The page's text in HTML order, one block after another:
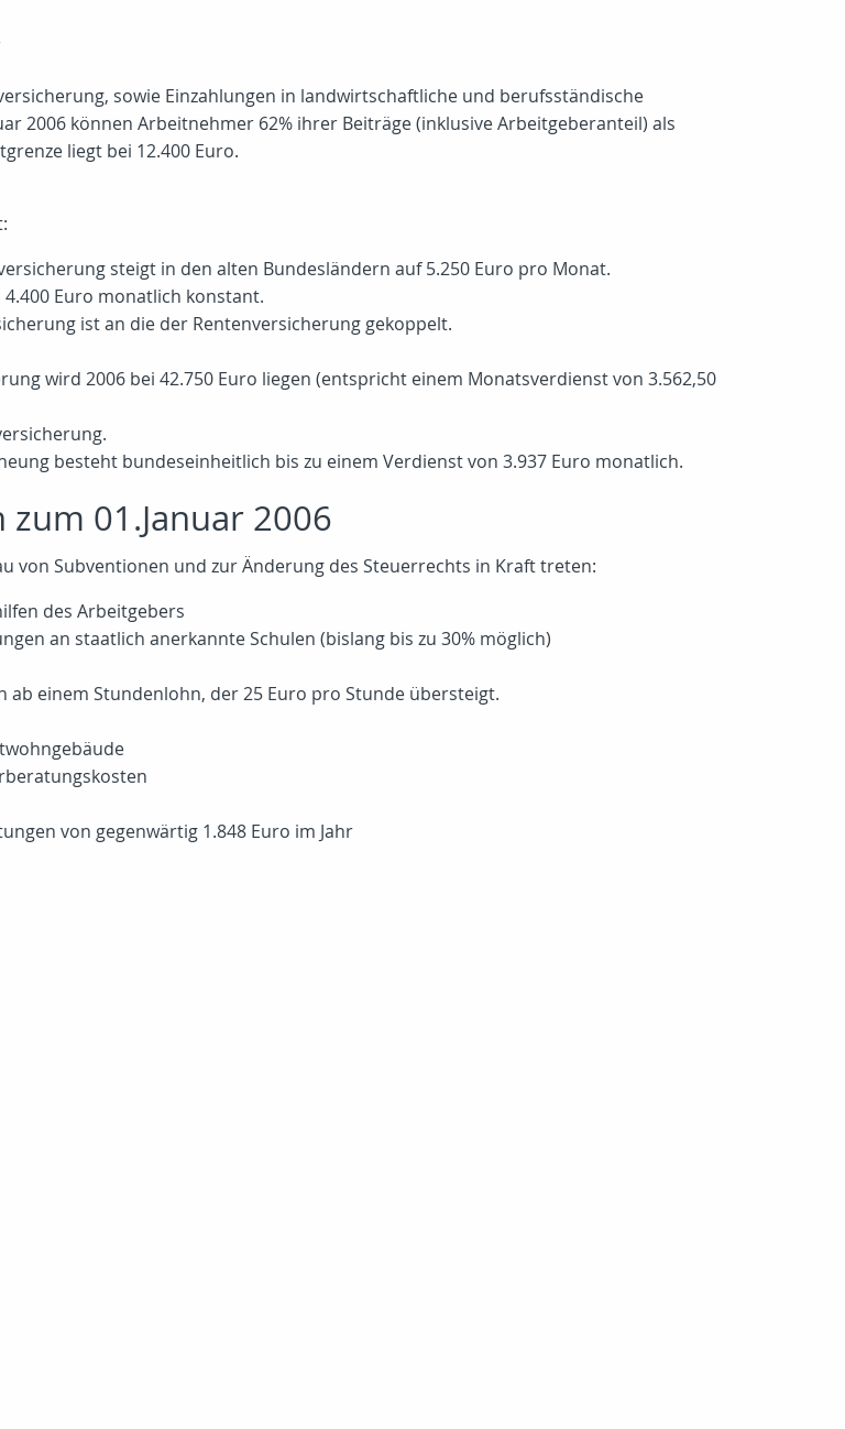
sowie Einzahlungen in landwirtschaftliche und berufsständische
2006 können Arbeitnehmer 62% ihrer Beiträge (inklusive Arbeitgeberanteil) als
liegt bei 12.400 Euro.
steigt in den alten Bundesländern auf 5.250 Euro pro Monat.
Euro monatlich konstant.
ist an die der Rentenversicherung gekoppelt.
wird 2006 bei 42.750 Euro liegen (entspricht einem Monatsverdienst von 3.562,50
besteht bundeseinheitlich bis zu einem Verdienst von 3.937 Euro monatlich.
01.Januar 2006
von Subventionen und zur Änderung des Steuerrechts in Kraft treten:
des Arbeitgebers
an staatlich anerkannte Schulen (bislang bis zu 30% möglich)
ab einem Stundenlohn, der 25 Euro pro Stunde übersteigt.
von gegenwärtig 1.848 Euro im Jahr